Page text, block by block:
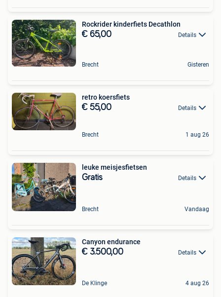
Rockrider kinderfiets Decathlon
€ 65,00 Details
Brecht Gisteren
retro koersfiets
€ 55,00 Details
Brecht 1 aug 26
leuke meisjesfietsen
Gratis Details
Brecht Vandaag
Canyon endurance
€ 3.500,00 Details
De Klinge 4 aug 26